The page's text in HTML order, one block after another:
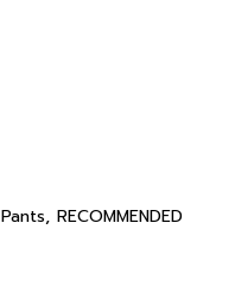
Pants, RECOMMENDED